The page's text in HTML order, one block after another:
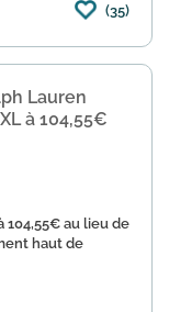
(35)
Lauren
à 104,55€
104,55€ au lieu de
haut de